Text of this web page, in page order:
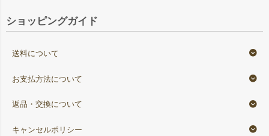
ショッピングガイド
送料について
お支払方法について
返品・交換について
キャンセルポリシー